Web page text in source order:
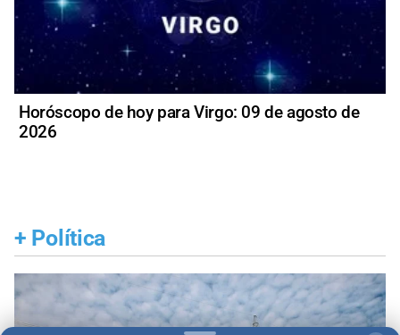
Horóscopo de hoy para Virgo: 09 de agosto de
2026
+ Política